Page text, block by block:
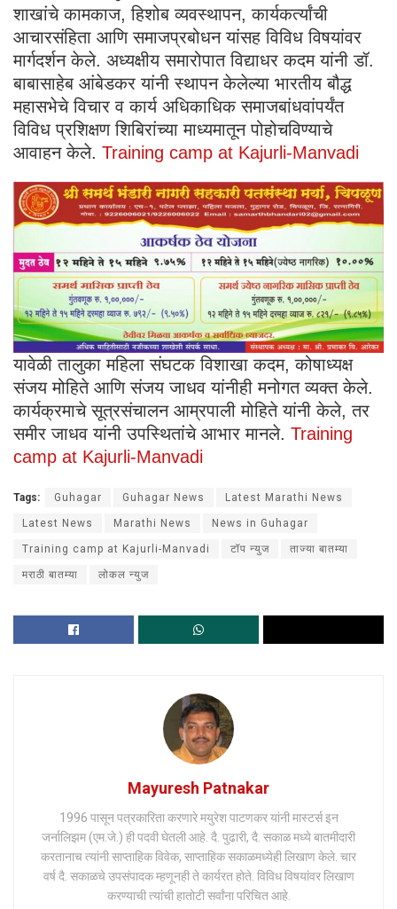
शाखांचे कामकाज, हिशोब व्यवस्थापन, कार्यकर्त्यांची
आचारसंहिता आणि समाजप्रबोधन यांसह विविध विषयांवर
मार्गदर्शन केले. अध्यक्षीय समारोपात विद्याधर कदम यांनी डॉ.
बाबासाहेब आंबेडकर यांनी स्थापन केलेल्या भारतीय बौद्ध
महासभेचे विचार व कार्य अधिकाधिक समाजबांधवांपर्यंत
विविध प्रशिक्षण शिबिरांच्या माध्यमातून पोहोचविण्याचे
आवाहन केले. Training camp at Kajurli-Manvadi
यावेळी तालुका महिला संघटक विशाखा कदम, कोषाध्यक्ष
संजय मोहिते आणि संजय जाधव यांनीही मनोगत व्यक्त केले.
कार्यक्रमाचे सूत्रसंचालन आम्रपाली मोहिते यांनी केले, तर
समीर जाधव यांनी उपस्थितांचे आभार मानले. Training
camp at Kajurli-Manvadi
Tags: Guhagar Guhagar News Latest Marathi News
Latest News Marathi News News in Guhagar
Training camp at Kajurli-Manvadi टॉप न्युज ताज्या बातम्या
मराठी बातम्या लोकल न्युज
Mayuresh Patnakar
1996 पासून पत्रकारिता करणारे मयुरेश पाटणकर यांनी मास्टर्स इन
जर्नालिझम (एम.जे.) ही पदवी घेतली आहे. दै. पुढारी, दै. सकाळ मध्ये बातमीदारी
करतानाच त्यांनी साप्ताहिक विवेक, साप्ताहिक सकाळमध्येही लिखाण केले. चार
वर्ष दै. सकाळचे उपसंपादक म्हणूनही ते कार्यरत होते. विविध विषयांवर लिखाण
करण्याची त्यांची हातोटी सर्वांना परिचित आहे.